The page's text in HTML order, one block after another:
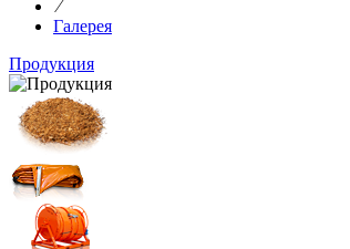
⁄
Галерея
Продукция